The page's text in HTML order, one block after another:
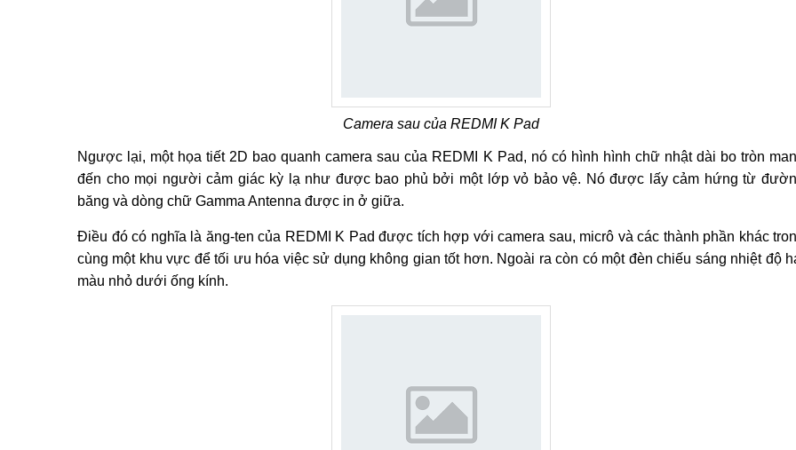
Camera sau của REDMI K Pad
Ngược lại, một họa tiết 2D bao quanh camera sau của REDMI K Pad, nó có hình hình chữ nhật dài bo tròn
đến cho mọi người cảm giác kỳ lạ như được bao phủ bởi một lớp vỏ bảo vệ. Nó được lấy cảm hứng từ
băng và dòng chữ Gamma Antenna được in ở giữa.
Điều đó có nghĩa là ăng-ten của REDMI K Pad được tích hợp với camera sau, micrô và các thành phần khác
cùng một khu vực để tối ưu hóa việc sử dụng không gian tốt hơn. Ngoài ra còn có một đèn chiếu sáng nhiệt độ
màu nhỏ dưới ống kính.